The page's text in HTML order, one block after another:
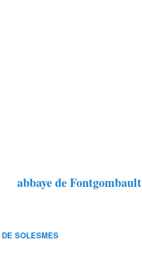
abbaye de Fontgombault
SOLESMES